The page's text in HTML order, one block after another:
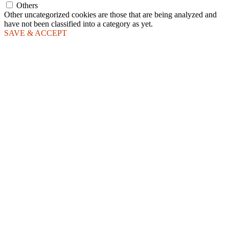
Others
Other uncategorized cookies are those that are being analyzed and
have not been classified into a category as yet.
SAVE & ACCEPT